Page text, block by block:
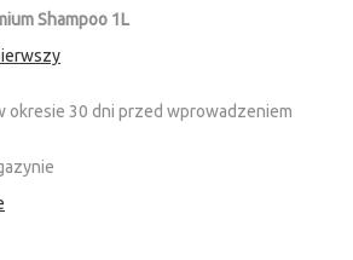
Shampoo 1L
okresie 30 dni przed wprowadzeniem